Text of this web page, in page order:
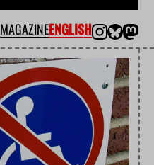
MAGAZINEENGLISH